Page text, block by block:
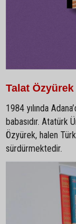
Talat
1984 yılında
babasıdır. Atatürk
Özyürek, halen
sürdürmektedir.